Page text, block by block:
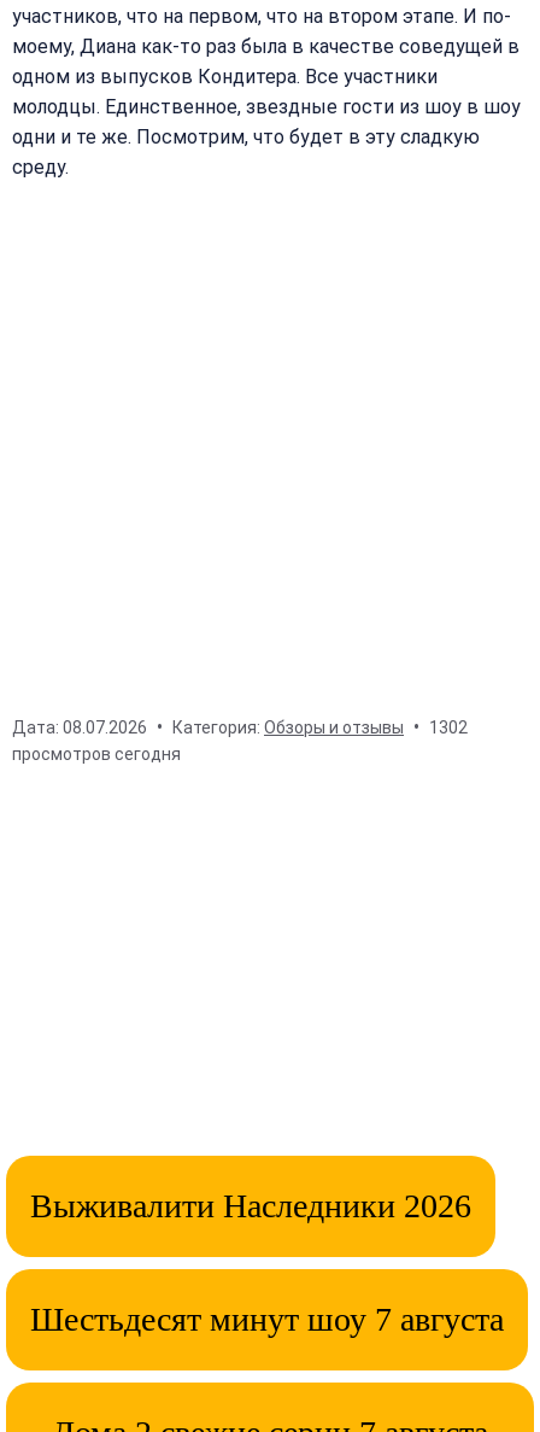
участников, что на первом, что на втором этапе. И по-
моему, Диана как-то раз была в качестве соведущей в
одном из выпусков Кондитера. Все участники
молодцы. Единственное, звездные гости из шоу в шоу
одни и те же. Посмотрим, что будет в эту сладкую
среду.
Дата: 08.07.2026 Категория: Обзоры и отзывы
1302
просмотров сегодня
Выживалити Наследники 2026
Шестьдесят минут шоу 7 августа